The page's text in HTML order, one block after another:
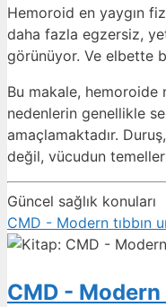
Hemoroid en yaygın
daha fazla egzersiz,
görünüyor. Ve elbette
Bu makale, hemoroide
nedenlerin genellikle
amaçlamaktadır.
değil, vücudun
Güncel sağlık konuları
CMD - Modern tıbbın
CMD -